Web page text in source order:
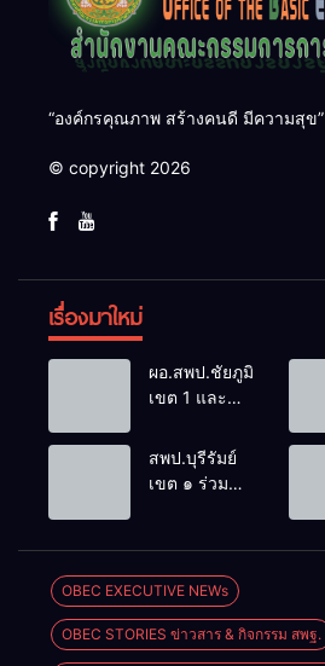
“องค์กรคุณภาพ สร้างคนดี มีความสุข”
© copyright 2026
เรื่องมาใหม่
ผอ.สพป.ชัยภูมิ
เขต 1 และ
ประชุม
สัมมนาทาง
นำการศึกษา
ไทยสู่อนาคต”
ประจำเขต
ตรวจราชการ
ที่ 13
สพป.บุรีรัมย์
เขต ๑ ร่วม
นำการศึกษา
ไทยสู่อนาคต”
เขตตรวจ
ราชการที่ ๑๓
OBEC EXECUTIVE NEWs
OBEC STORIES ข่าวสาร & กิจกรรม สพฐ.